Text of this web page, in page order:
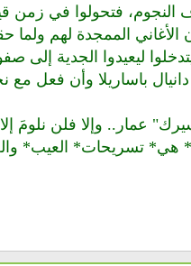
فتحولوا في زمن
الممجدة لهم ولما
ليعيدوا الجدية إلى
باساريلا وأن فعل مع
عمار.. وإلا فلن نلومَ
‬هي* ‬تسريحات* ‬العيب*